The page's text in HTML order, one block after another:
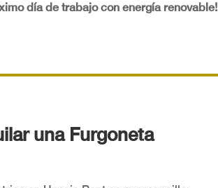
día de trabajo con energía renovable!
una Furgoneta